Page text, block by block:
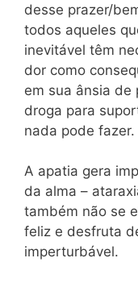
desse prazer/
todos aqueles
inevitável têm
dor como
em sua ânsia de
droga para
nada pode fazer.
A apatia gera
da alma –
também não se
feliz e desfruta
imperturbável.